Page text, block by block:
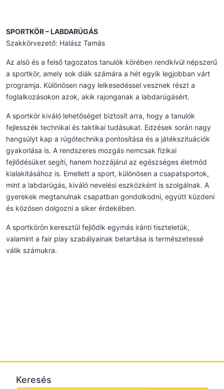
SPORTKÖR – LABDARÚGÁS
Szakkörvezető: Halász Tamás
Az alsó és a felső tagozatos tanulók körében rendkívül népszerű
a sportkör, amely sok diák számára a hét egyik legjobban várt
programja. Különösen nagy lelkesedéssel vesznek részt a
foglalkozásokon azok, akik rajonganak a labdarúgásért.
A sportkör kiváló lehetőséget biztosít arra, hogy a tanulók
fejlesszék technikai és taktikai tudásukat. Edzések során nagy
hangsúlyt kap a rúgótechnika pontosítása és a játékszituációk
gyakorlása is. A rendszeres mozgás nemcsak fizikai
fejlődésüket segíti, hanem hozzájárul az egészséges életmód
kialakításához is. Emellett a sport, különösen a csapatsportok,
mint a labdarúgás, kiváló nevelési eszközként is szolgálnak. A
gyerekek megtanulnak csapatban gondolkodni, együtt küzdeni
és közösen dolgozni a siker érdekében.
A sportkörön keresztül fejlődik egymás iránti tiszteletük,
valamint a fair play szabályainak betartása is természetessé
válik számukra.
Keresés